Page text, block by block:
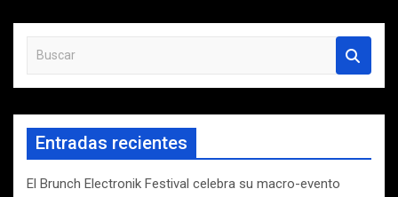
s
c
r
Entradas recientes
El Brunch Electronik Festival celebra su macro-evento